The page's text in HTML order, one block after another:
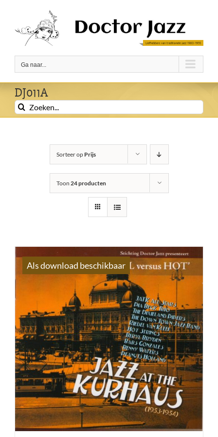
inhoud
Ga naar...
DJ011A
Zoeken
naar:
Sorteer op Prijs
Toon 24 producten
Als download beschikbaar